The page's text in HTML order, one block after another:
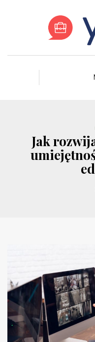
Jak